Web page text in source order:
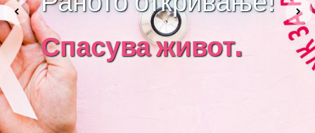
Спасува живот.